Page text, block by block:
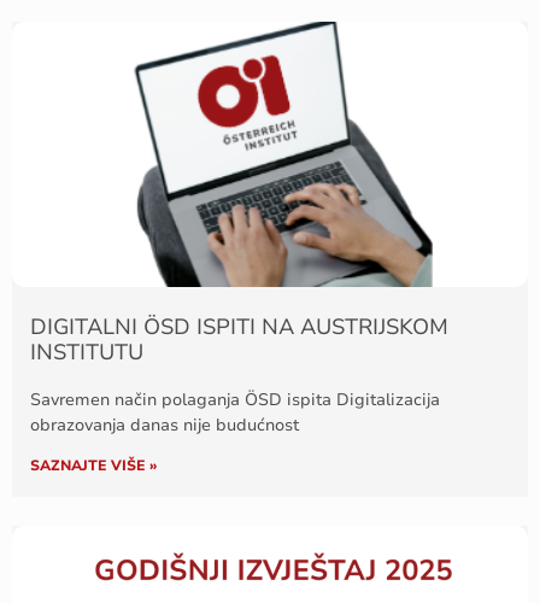
DIGITALNI ÖSD ISPITI NA AUSTRIJSKOM
INSTITUTU
Savremen način polaganja ÖSD ispita Digitalizacija
obrazovanja danas nije budućnost
SAZNAJTE VIŠE »